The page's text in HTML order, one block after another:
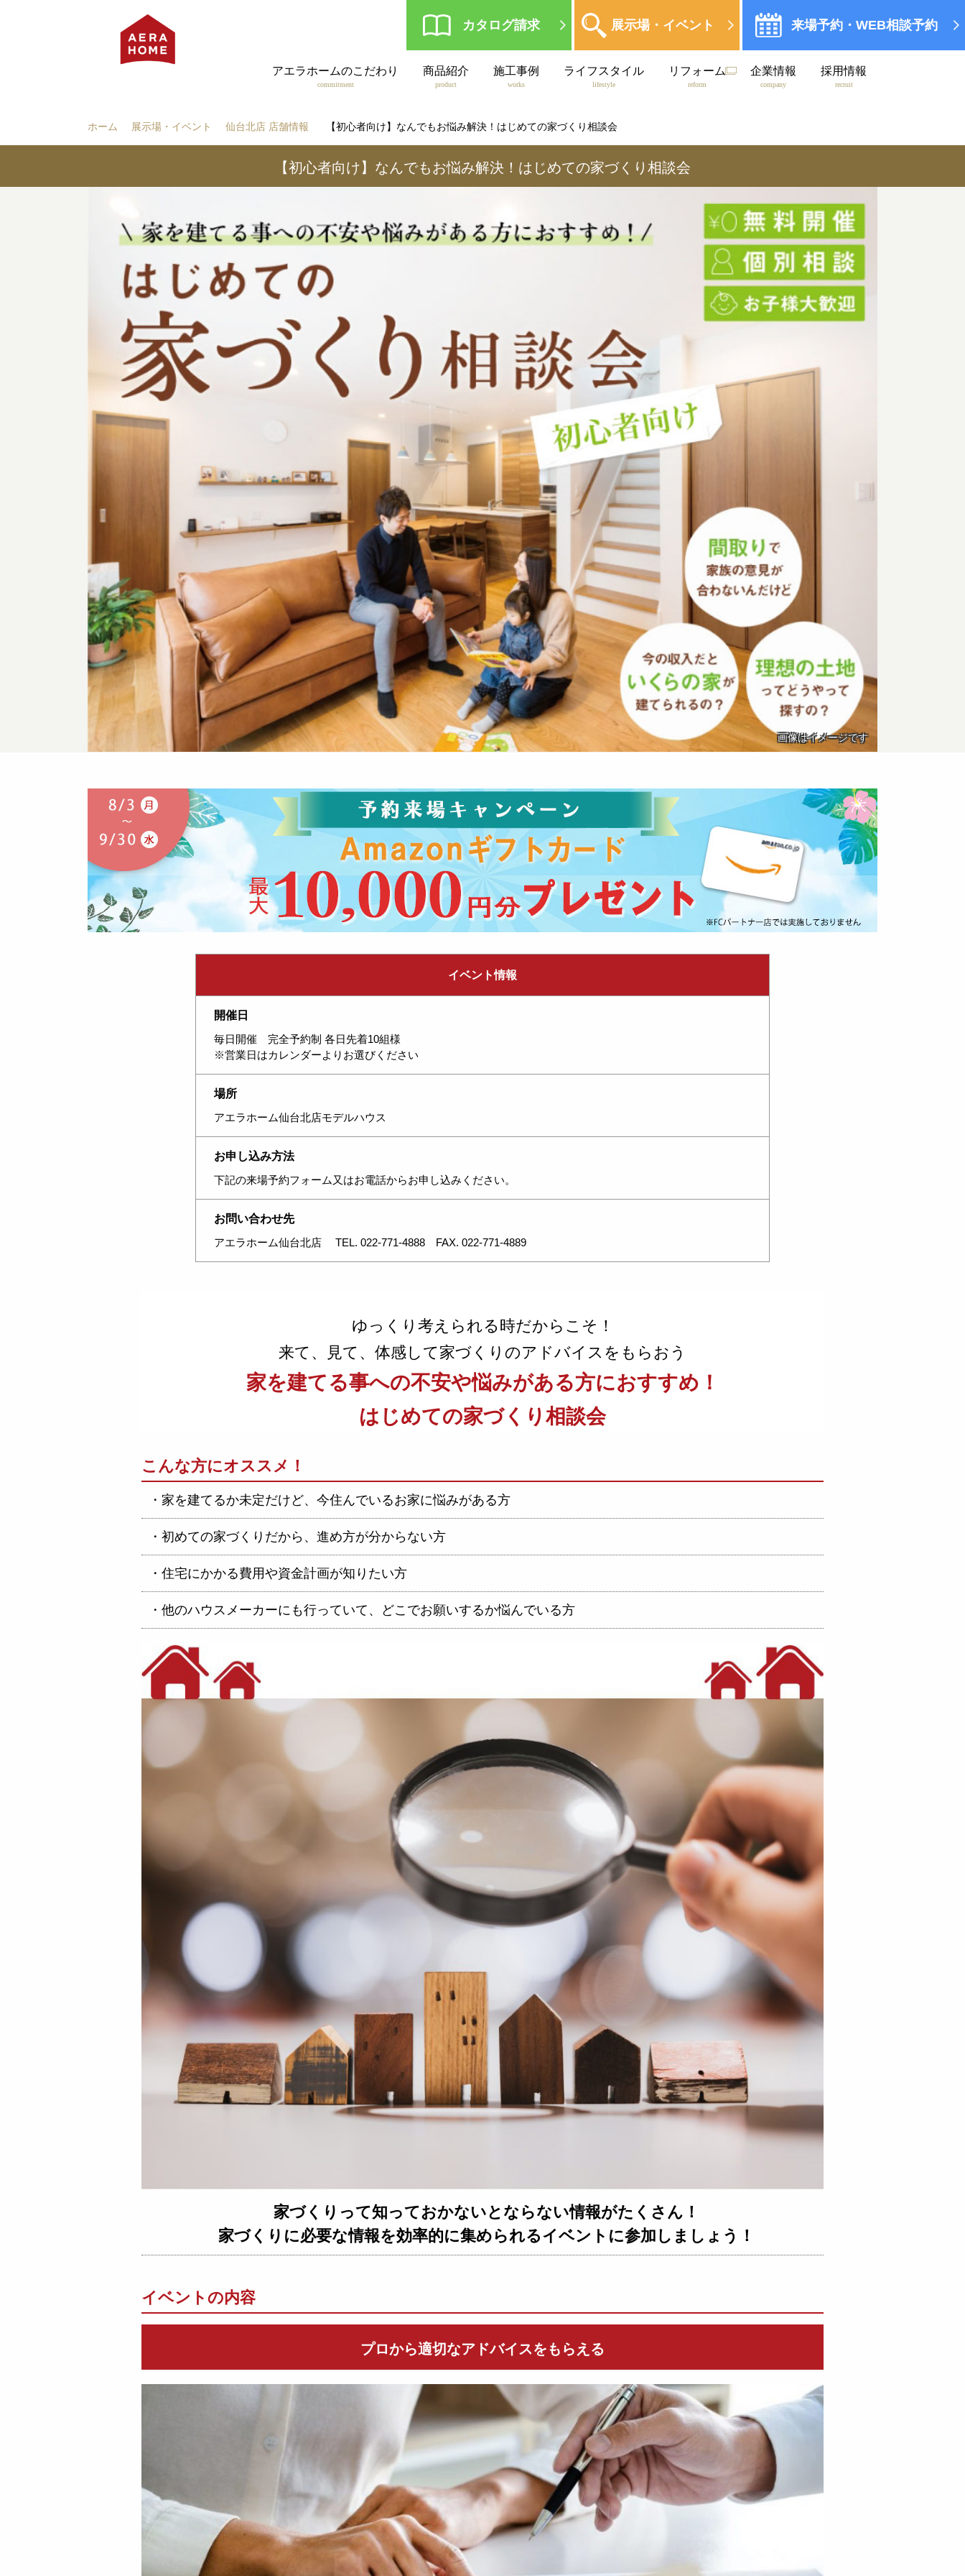
来場予約・WEB相談予約
展示場・イベント
カタログ請求
アエラホームのこだわり
commitment
商品紹介
product
施工事例
works
ライフスタイル
lifestyle
リフォーム
reform
企業情報
company
採用情報
recruit
ホーム 展示場・イベント 仙台北店 店舗情報 【初心者向け】なんでもお悩み解決！はじめての家づくり相談会
【初心者向け】 なんでもお悩み解決！はじめての家づくり相談会
画像はイメージです
イベント情報
開催日
毎日開催 完全予約制 各日先着10組様
※営業日はカレンダーよりお選びください
場所
アエラホーム仙台北店モデルハウス
お申し込み方法
下記の来場予約フォーム又はお電話からお申し込みください。
お問い合わせ先
アエラホーム仙台北店 TEL. 022-771-4888 FAX. 022-771-4889
ゆっくり考えられる時だからこそ！
来て、見て、体感して家づくりのアドバイスをもらおう
家を建てる事への不安や悩みがある方におすすめ！
はじめての家づくり相談会
こんな方にオススメ！
・家を建てるか未定だけど、今住んでいるお家に悩みがある方
・初めての家づくりだから、進め方が分からない方
・住宅にかかる費用や資金計画が知りたい方
・他のハウスメーカーにも行っていて、どこでお願いするか悩んでいる方
家づくりって知っておかないとならない情報がたくさん！
家づくりに必要な情報を効率的に集められるイベントに参加しましょう！
イベントの内容
プロから適切なアドバイスをもらえる